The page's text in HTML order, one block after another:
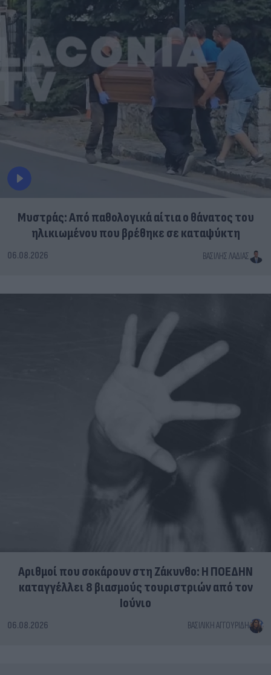
Μυστράς: Από παθολογικά αίτια ο θάνατος του
ηλικιωμένου που βρέθηκε σε καταψύκτη
06.08.2026 ΒΑΣΊΛΗΣ ΛΑΔΙΆΣ
Αριθμοί που σοκάρουν στη Ζάκυνθο: Η ΠΟΕΔΗΝ
καταγγέλλει 8 βιασμούς τουριστριών από τον
Ιούνιο
06.08.2026 ΒΑΣΙΛΙΚΉ ΑΓΓΟΥΡΊΔΗ